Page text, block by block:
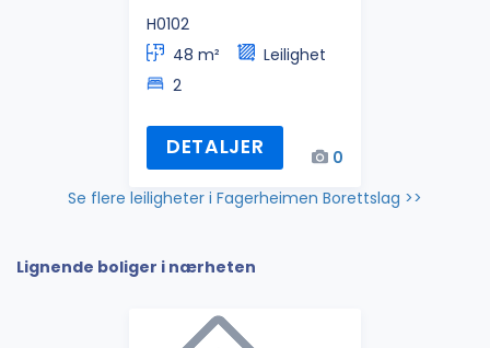
H0102
48 m²
Leilighet
2
DETALJER
0
Se flere leiligheter i Fagerheimen Borettslag >>
Lignende boliger i nærheten